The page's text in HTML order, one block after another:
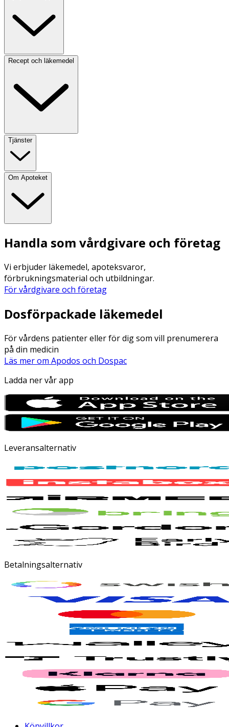
Recept och läkemedel
Tjänster
Om Apoteket
Handla som vårdgivare och företag
Vi erbjuder läkemedel, apoteksvaror,
förbrukningsmaterial och utbildningar.
För vårdgivare och företag
Dosförpackade läkemedel
För vårdens patienter eller för dig som vill prenumerera
på din medicin
Läs mer om Apodos och Dospac
Ladda ner vår app
Leveransalternativ
Betalningsalternativ